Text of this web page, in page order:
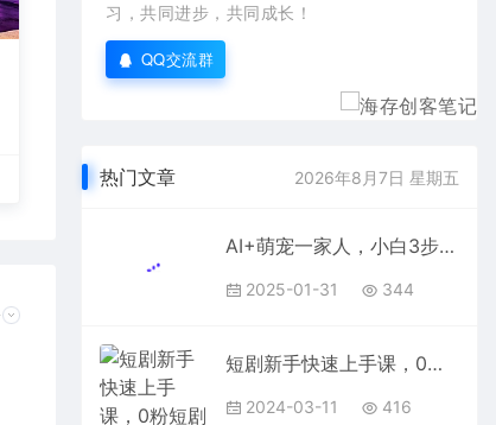
习，共同进步，共同成长！
QQ交流群
热门文章 2026年8月7日 星期五
AI+萌宠一家人，小白3步上手，爆款率80%，每天十分钟，轻松AI变现萌宠搞钱，广子接到手软，变现太猛了！月入10W，小白，宝妈轻松学，不限时间地点，轻松搞钱
2025-01-31 344
短剧新手快速上手课，0粉短剧推广教程（98节视频课）
2024-03-11 416